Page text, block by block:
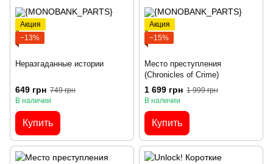
Акция
−13%
Неразгаданные истории
649 грн 749 грн
В наличии
Купить
Акция
−15%
Место преступления
(Chronicles of Crime)
1 699 грн 1 999 грн
В наличии
Купить